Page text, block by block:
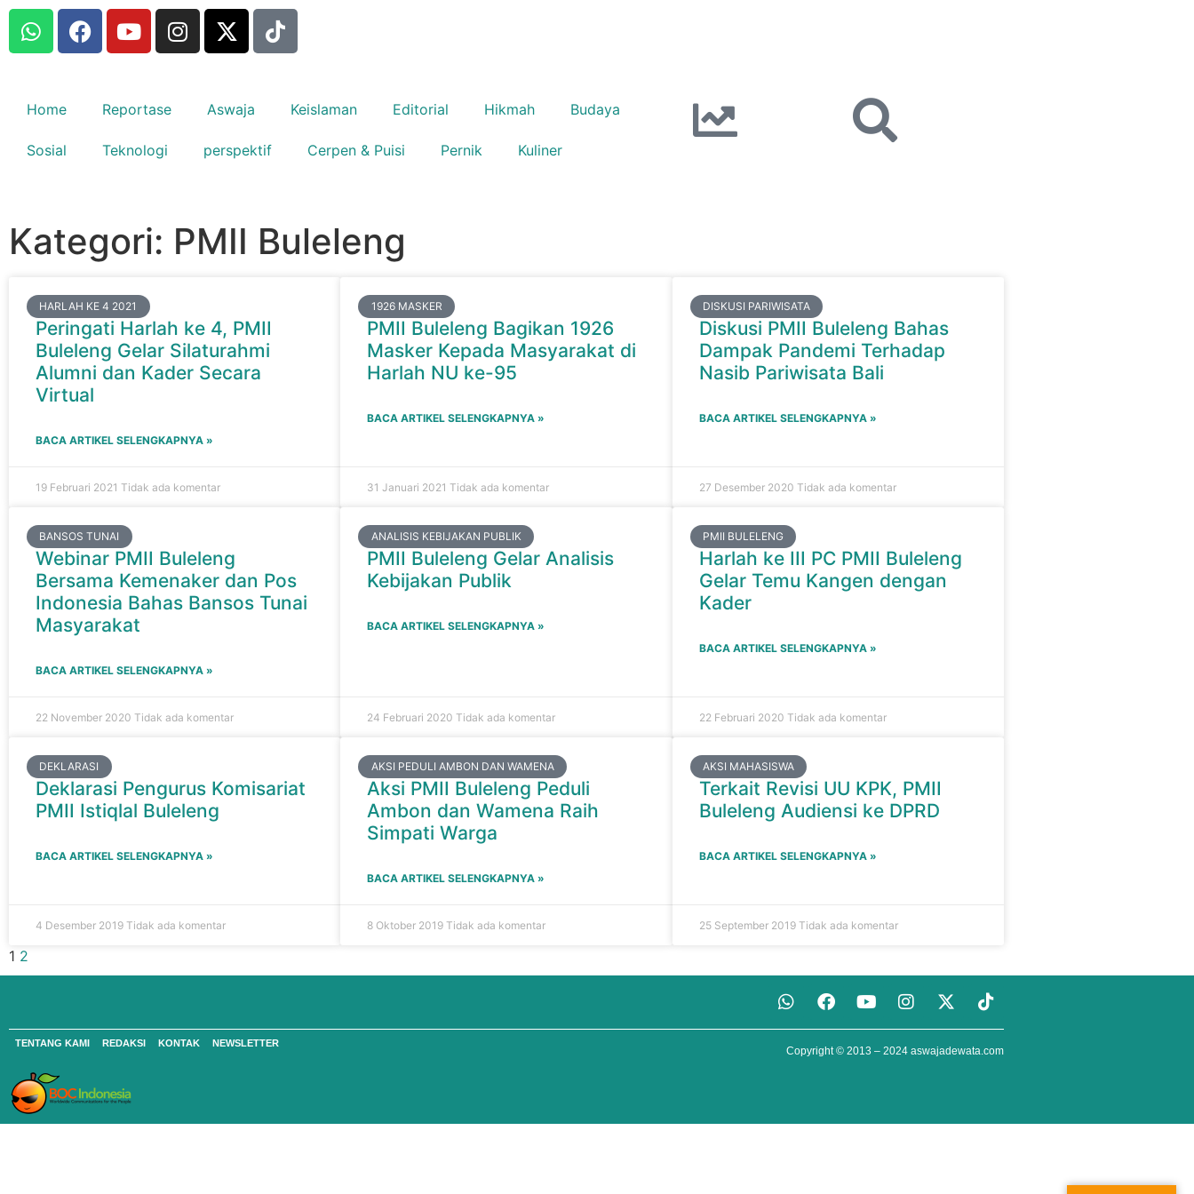
Home Reportase Aswaja Keislaman Editorial Hikmah Budaya
Sosial Teknologi perspektif Cerpen & Puisi Pernik Kuliner
Kategori: PMII Buleleng
HARLAH KE 4 2021
Peringati Harlah ke 4, PMII
Buleleng Gelar Silaturahmi
Alumni dan Kader Secara
Virtual
BACA ARTIKEL SELENGKAPNYA »
19 Februari 2021 Tidak ada komentar
1926 MASKER
PMII Buleleng Bagikan 1926
Masker Kepada Masyarakat di
Harlah NU ke-95
BACA ARTIKEL SELENGKAPNYA »
31 Januari 2021Tidak ada komentar
DISKUSI PARIWISATA
Diskusi PMII Buleleng Bahas
Dampak Pandemi Terhadap
Nasib Pariwisata Bali
BACA ARTIKEL SELENGKAPNYA »
27 Desember 2020 Tidak ada komentar
BANSOS TUNAI
Webinar PMII Buleleng
Bersama Kemenaker dan Pos
Indonesia Bahas Bansos Tunai
Masyarakat
BACA ARTIKEL SELENGKAPNYA »
22 November 2020 Tidak ada komentar
ANALISIS KEBIJAKAN PUBLIK
PMII Buleleng Gelar Analisis
Kebijakan Publik
BACA ARTIKEL SELENGKAPNYA »
24 Februari 2020Tidak ada komentar
PMII BULELENG
Harlah ke III PC PMII Buleleng
Gelar Temu Kangen dengan
Kader
BACA ARTIKEL SELENGKAPNYA »
22 Februari 2020 Tidak ada komentar
DEKLARASI
Deklarasi Pengurus Komisariat
PMII Istiqlal Buleleng
BACA ARTIKEL SELENGKAPNYA »
4 Desember 2019 Tidak ada komentar
AKSI PEDULI AMBON DAN WAMENA
Aksi PMII Buleleng Peduli
Ambon dan Wamena Raih
Simpati Warga
BACA ARTIKEL SELENGKAPNYA »
8 Oktober 2019Tidak ada komentar
AKSI MAHASISWA
Terkait Revisi UU KPK, PMII
Buleleng Audiensi ke DPRD
BACA ARTIKEL SELENGKAPNYA »
25 September 2019 Tidak ada komentar
1 2
TENTANG KAMI REDAKSI KONTAK NEWSLETTER
Copyright © 2013 – 2024 aswajadewata.com